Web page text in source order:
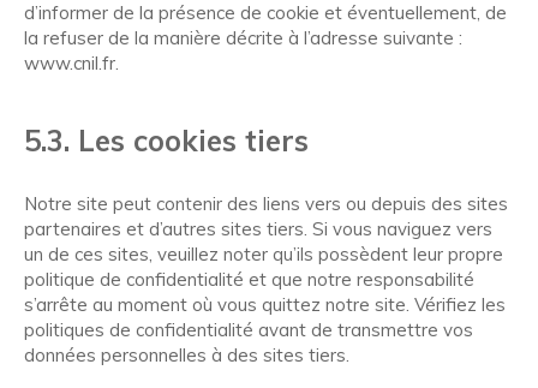
d’informer de la présence de cookie et éventuellement, de
la refuser de la manière décrite à l’adresse suivante :
www.cnil.fr.
5.3. Les cookies tiers
Notre site peut contenir des liens vers ou depuis des sites
partenaires et d’autres sites tiers. Si vous naviguez vers
un de ces sites, veuillez noter qu’ils possèdent leur propre
politique de confidentialité et que notre responsabilité
s’arrête au moment où vous quittez notre site. Vérifiez les
politiques de confidentialité avant de transmettre vos
données personnelles à des sites tiers.